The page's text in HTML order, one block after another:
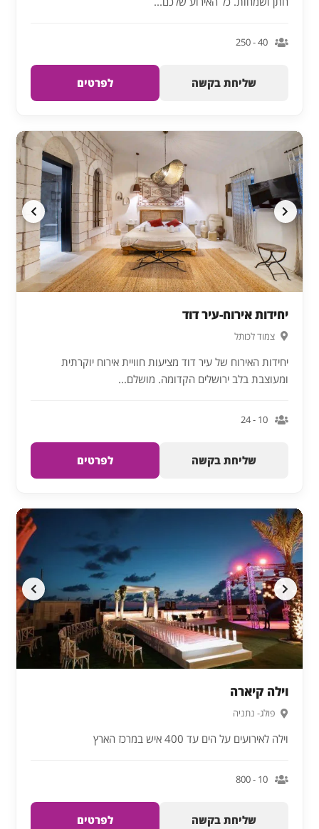
40 - 250
שליחת בקשה לפרטים
יחידות אירוח-עיר דוד
צמוד לכותל
יחידות האירוח של עיר דוד מציעות חוויית אירוח יוקרתית
ומעוצבת בלב ירושלים הקדומה. מושלם...
10 - 24
שליחת בקשה לפרטים
וילה קיארה
פולג- נתניה
וילה לאירועים על הים עד 400 איש במרכז הארץ
10 - 800
שליחת בקשה לפרטים